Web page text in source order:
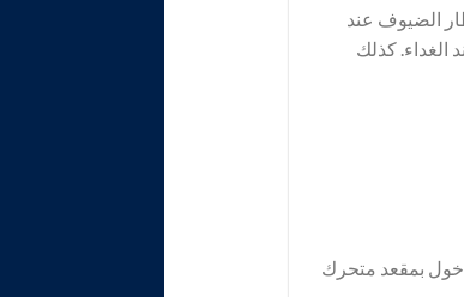
الضيوف عند
الغداء. كذلك
بمقعد متحرك